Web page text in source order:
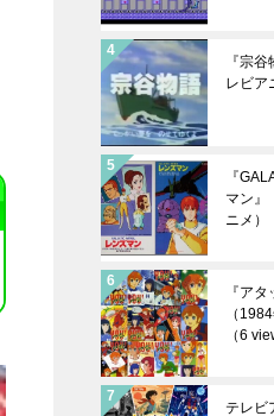
『宗
レビア
『
マン』
ニメ）
『ア
（
（6
テレビ